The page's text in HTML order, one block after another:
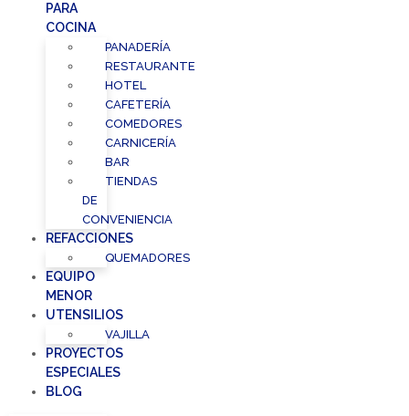
PARA
COCINA
PANADERÍA
RESTAURANTE
HOTEL
CAFETERÍA
COMEDORES
CARNICERÍA
BAR
TIENDAS
DE
CONVENIENCIA
REFACCIONES
QUEMADORES
EQUIPO
MENOR
UTENSILIOS
VAJILLA
PROYECTOS
ESPECIALES
BLOG